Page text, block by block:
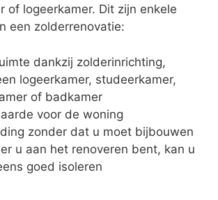
of logeerkamer. Dit zijn enkele
een zolderrenovatie:
dankzij zolderinrichting,
logeerkamer, studeerkamer,
of badkamer
voor de woning
zonder dat u moet bijbouwen
u aan het renoveren bent, kan u
goed isoleren